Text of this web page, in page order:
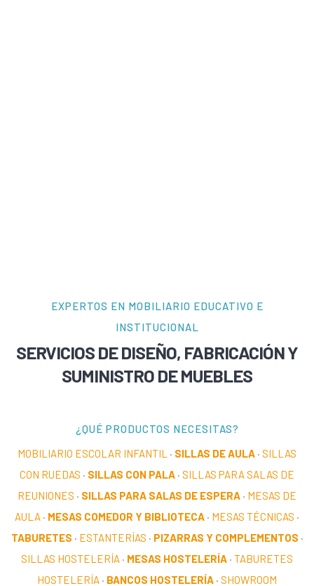
EXPERTOS EN MOBILIARIO EDUCATIVO E
INSTITUCIONAL
SERVICIOS DE DISEÑO, FABRICACIÓN Y
SUMINISTRO DE MUEBLES
¿QUÉ PRODUCTOS NECESITAS?
MOBILIARIO ESCOLAR INFANTIL · SILLAS DE AULA · SILLAS
CON RUEDAS · SILLAS CON PALA · SILLAS PARA SALAS DE
REUNIONES · SILLAS PARA SALAS DE ESPERA · MESAS DE
AULA · MESAS COMEDOR Y BIBLIOTECA · MESAS TÉCNICAS ·
TABURETES · ESTANTERÍAS · PIZARRAS Y COMPLEMENTOS ·
SILLAS HOSTELERÍA · MESAS HOSTELERÍA · TABURETES
HOSTELERÍA · BANCOS HOSTELERÍA · SHOWROOM